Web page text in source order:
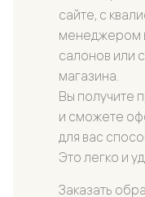
сайте, с
менеджером
салонов или
магазина.
Вы получите
и сможете
для вас
Это легко и
Заказать